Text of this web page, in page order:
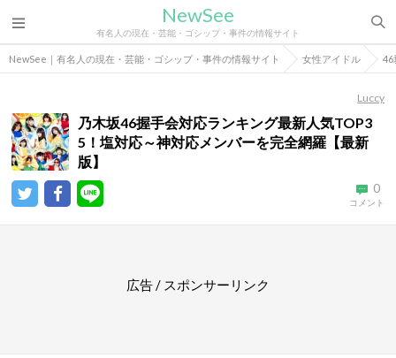
NewSee
有名人の現在・芸能・ゴシップ・事件の情報サイト
NewSee｜有名人の現在・芸能・ゴシップ・事件の情報サイト 女性アイドル 46
Luccy
乃木坂46握手会対応ランキング最新人気TOP3
5！塩対応～神対応メンバーを完全網羅【最新
版】
0
コメント
広告 / スポンサーリンク